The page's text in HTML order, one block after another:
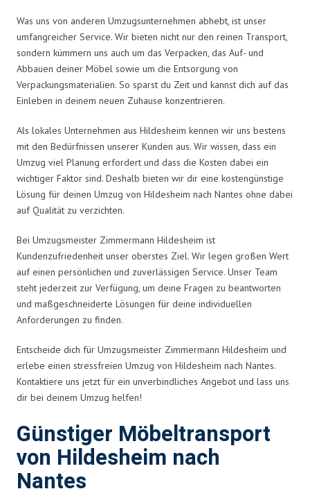
Was uns von anderen Umzugsunternehmen abhebt, ist unser
umfangreicher Service. Wir bieten nicht nur den reinen Transport,
sondern kümmern uns auch um das Verpacken, das Auf- und
Abbauen deiner Möbel sowie um die Entsorgung von
Verpackungsmaterialien. So sparst du Zeit und kannst dich auf das
Einleben in deinem neuen Zuhause konzentrieren.
Als lokales Unternehmen aus Hildesheim kennen wir uns bestens
mit den Bedürfnissen unserer Kunden aus. Wir wissen, dass ein
Umzug viel Planung erfordert und dass die Kosten dabei ein
wichtiger Faktor sind. Deshalb bieten wir dir eine kostengünstige
Lösung für deinen Umzug von Hildesheim nach Nantes ohne dabei
auf Qualität zu verzichten.
Bei Umzugsmeister Zimmermann Hildesheim ist
Kundenzufriedenheit unser oberstes Ziel. Wir legen großen Wert
auf einen persönlichen und zuverlässigen Service. Unser Team
steht jederzeit zur Verfügung, um deine Fragen zu beantworten
und maßgeschneiderte Lösungen für deine individuellen
Anforderungen zu finden.
Entscheide dich für Umzugsmeister Zimmermann Hildesheim und
erlebe einen stressfreien Umzug von Hildesheim nach Nantes.
Kontaktiere uns jetzt für ein unverbindliches Angebot und lass uns
dir bei deinem Umzug helfen!
Günstiger Möbeltransport
von Hildesheim nach
Nantes